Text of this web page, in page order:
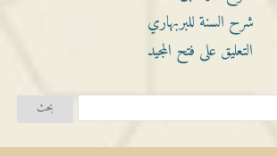
شرح السنة للبربهاري
التعليق على فتح المجيد